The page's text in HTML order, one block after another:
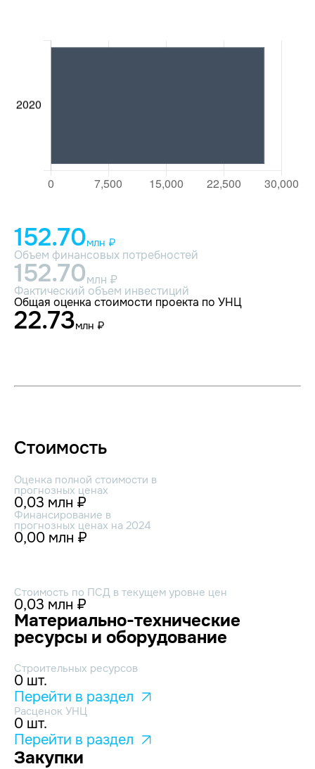
152.70млн ₽
Объем финансовых потребностей
152.70млн ₽
Фактический объем инвестиций
Общая оценка стоимости проекта по УНЦ
22.73млн ₽
Стоимость
Оценка полной стоимости в
прогнозных ценах
0,03 млн ₽
Финансирование в
прогнозных ценах на 2024
0,00 млн ₽
Стоимость по ПСД в текущем уровне цен
0,03 млн ₽
Материально-технические
ресурсы и оборудование
Строительных ресурсов
0 шт.
Перейти в раздел
Расценок УНЦ
0 шт.
Перейти в раздел
Закупки